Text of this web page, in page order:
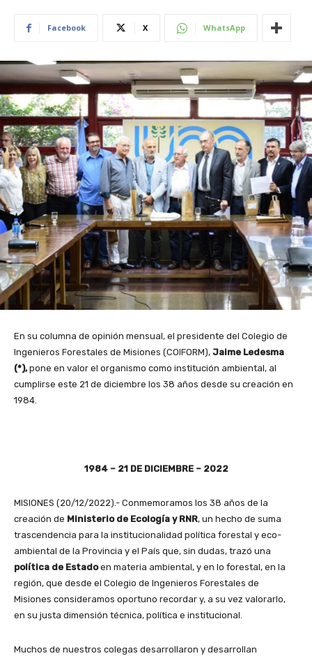
Facebook X WhatsApp
En su columna de opinión mensual, el presidente del Colegio de
Ingenieros Forestales de Misiones (COIFORM), Jaime Ledesma
(*),pone en valor el organismo como institución ambiental, al
cumplirse este 21 de diciembre los 38 años desde su creación en
1984.
1984 – 21 DE DICIEMBRE – 2022
MISIONES (20/12/2022).- Conmemoramos los 38 años de la
creación de Ministerio de Ecología y RNR, un hecho de suma
trascendencia para la institucionalidad política forestal y eco-
ambiental de la Provincia y el País que, sin dudas, trazó una
política de Estadoen materia ambiental, y en lo forestal, en la
región, que desde el Colegio de Ingenieros Forestales de
Misiones consideramos oportuno recordar y, a su vez valorarlo,
en su justa dimensión técnica, política e institucional.
Muchos de nuestros colegas desarrollaron y desarrollan